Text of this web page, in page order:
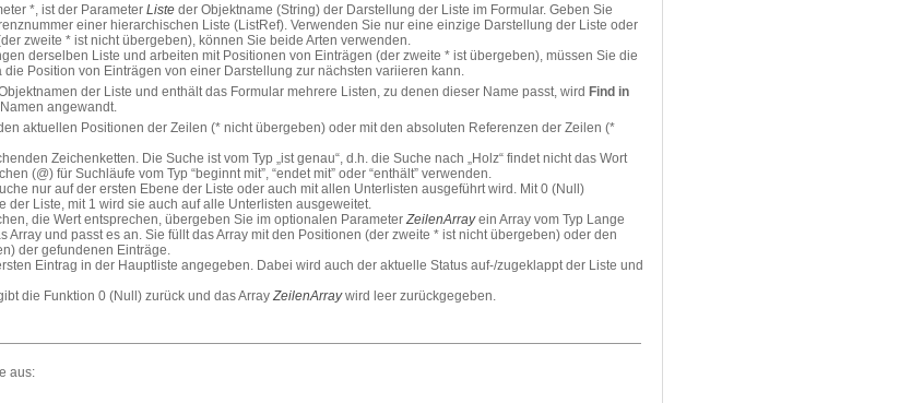
*, ist der Parameter Liste der Objektname (String) der Darstellung der Liste im Formular. Geben Sie
einer hierarchischen Liste (ListRef). Verwenden Sie nur eine einzige Darstellung der Liste oder
zweite * ist nicht übergeben), können Sie beide Arten verwenden.
derselben Liste und arbeiten mit Positionen von Einträgen (der zweite * ist übergeben), müssen Sie die
Position von Einträgen von einer Darstellung zur nächsten variieren kann.
der Liste und enthält das Formular mehrere Listen, zu denen dieser Name passt, wird Find in
angewandt.
aktuellen Positionen der Zeilen (* nicht übergeben) oder mit den absoluten Referenzen der Zeilen (*
Zeichenketten. Die Suche ist vom Typ „ist genau“, d.h. die Suche nach „Holz“ findet nicht das Wort
(@) für Suchläufe vom Typ “beginnt mit”, “endet mit” oder “enthält” verwenden.
nur auf der ersten Ebene der Liste oder auch mit allen Unterlisten ausgeführt wird. Mit 0 (Null)
der Liste, mit 1 wird sie auch auf alle Unterlisten ausgeweitet.
die Wert entsprechen, übergeben Sie im optionalen ParameterZeilenArrayein Array vom Typ Lange
Array und passt es an. Sie füllt das Array mit den Positionen (der zweite * ist nicht übergeben) oder den
der gefundenen Einträge.
Eintrag in der Hauptliste angegeben. Dabei wird auch der aktuelle Status auf-/zugeklappt der Liste und
die Funktion 0 (Null) zurück und das ArrayZeilenArraywird leer zurückgegeben.
aus: